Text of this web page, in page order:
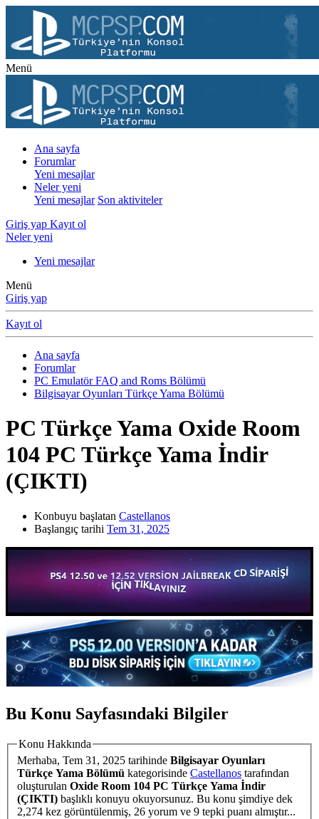
Menü
Ana sayfa
Forumlar
Yeni mesajlar
Neler yeni
Yeni mesajlar Son aktiviteler
Giriş yap Kayıt ol
Neler yeni
Yeni mesajlar
Menü
Giriş yap
Kayıt ol
Ana sayfa
Forumlar
PC Emulatör FAQ and Roms Bölümü
Bilgisayar Oyunları Türkçe Yama Bölümü
PC Türkçe Yama Oxide Room
104 PC Türkçe Yama İndir
(ÇIKTI)
Konbuyu başlatan Castellanos
Başlangıç tarihi Tem 31, 2025
Bu Konu Sayfasındaki Bilgiler
Konu Hakkında
Merhaba, Tem 31, 2025 tarihinde Bilgisayar Oyunları
Türkçe Yama Bölümü kategorisinde Castellanos tarafından
oluşturulan Oxide Room 104 PC Türkçe Yama İndir
(ÇIKTI) başlıklı konuyu okuyorsunuz. Bu konu şimdiye dek
2,274 kez görüntülenmiş, 26 yorum ve 9 tepki puanı almıştır...